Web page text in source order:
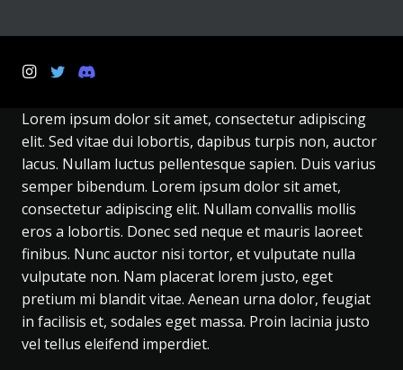
Lorem ipsum dolor sit amet, consectetur adipiscing
elit. Sed vitae dui lobortis, dapibus turpis non, auctor
lacus. Nullam luctus pellentesque sapien. Duis varius
semper bibendum. Lorem ipsum dolor sit amet,
consectetur adipiscing elit. Nullam convallis mollis
eros a lobortis. Donec sed neque et mauris laoreet
finibus. Nunc auctor nisi tortor, et vulputate nulla
vulputate non. Nam placerat lorem justo, eget
pretium mi blandit vitae. Aenean urna dolor, feugiat
in facilisis et, sodales eget massa. Proin lacinia justo
vel tellus eleifend imperdiet.